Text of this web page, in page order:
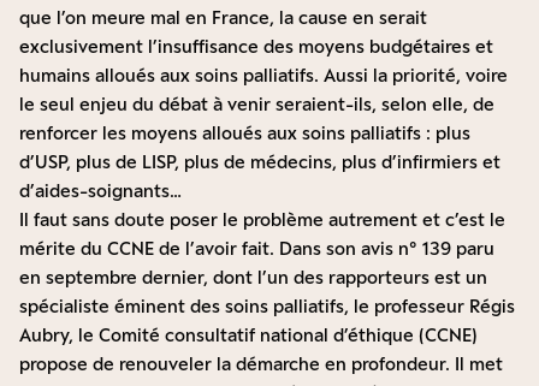
que l’on meure mal en France, la cause en serait
exclusivement l’insuffisance des moyens budgétaires et
humains alloués aux soins palliatifs. Aussi la priorité, voire
le seul enjeu du débat à venir seraient-ils, selon elle, de
renforcer les moyens alloués aux soins palliatifs : plus
d’USP, plus de LISP, plus de médecins, plus d’infirmiers et
d’aides-soignants…
Il faut sans doute poser le problème autrement et c’est le
mérite du CCNE de l’avoir fait. Dans son avis n° 139 paru
en septembre dernier, dont l’un des rapporteurs est un
spécialiste éminent des soins palliatifs, le professeur Régis
Aubry, le Comité consultatif national d’éthique (CCNE)
propose de renouveler la démarche en profondeur. Il met